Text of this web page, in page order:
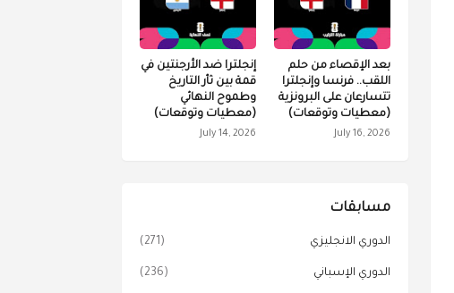
بعد الإقصاء من حلم
اللقب.. فرنسا وإنجلترا
تتسارعان على البرونزية
(معطيات وتوقعات)
July 16, 2026
إنجلترا ضد الأرجنتين في
قمة بين ثأر التاريخ
وطموح النهائي
(معطيات وتوقعات)
July 14, 2026
مسابقات
الدوري الانجليزي (271)
الدوري الإسباني (236)